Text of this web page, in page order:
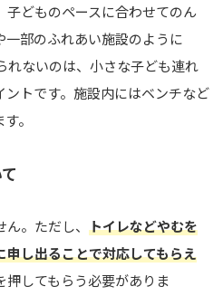
子どものペースに合わせてのん
部のふれあい施設のように
れないのは、小さな子ども連れ
トです。施設内にはベンチなど
。
。ただし、 トイレなどやむを
し出ることで対応してもらえ
押してもらう必要がありま